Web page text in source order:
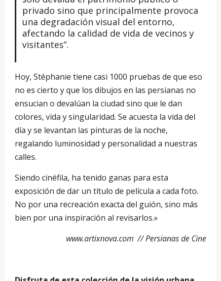
privado sino que principalmente provoca
una degradación visual del entorno,
afectando la calidad de vida de vecinos y
visitantes”.
Hoy, Stéphanie tiene casi 1000 pruebas de que eso
no es cierto y que los dibujos en las persianas no
ensucian o devalúan la ciudad sino que le dan
colores, vida y singularidad. Se acuesta la vida del
día y se levantan las pinturas de la noche,
regalando luminosidad y personalidad a nuestras
calles.
Siendo cinéfila, ha tenido ganas para esta
exposición de dar un título de película a cada foto.
No por una recreación exacta del guión, sino más
bien por una inspiración al revisarlos.»
www.artixnova.com // Persianas de Cine